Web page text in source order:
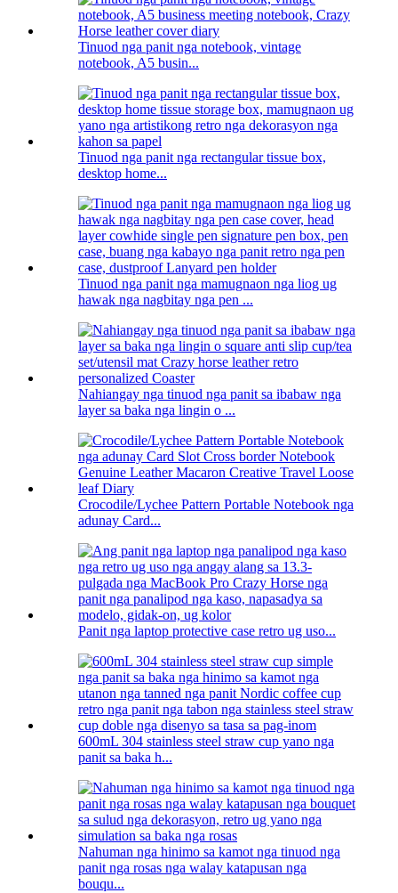
Tinuod nga panit nga notebook, vintage
notebook, A5 busin...
Tinuod nga panit nga rectangular tissue box,
desktop home...
Tinuod nga panit nga mamugnaon nga liog ug
hawak nga nagbitay nga pen ...
Nahiangay nga tinuod nga panit sa ibabaw nga
layer sa baka nga lingin o ...
Crocodile/Lychee Pattern Portable Notebook nga
adunay Card...
Panit nga laptop protective case retro ug uso...
600mL 304 stainless steel straw cup yano nga
panit sa baka h...
Nahuman nga hinimo sa kamot nga tinuod nga
panit nga rosas nga walay katapusan nga
bouqu...